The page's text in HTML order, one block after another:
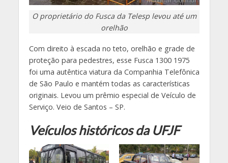
O proprietário do Fusca da Telesp levou até um
orelhão
Com direito à escada no teto, orelhão e grade de
proteção para pedestres, esse Fusca 1300 1975
foi uma autêntica viatura da Companhia Telefônica
de São Paulo e mantém todas as características
originais. Levou um prêmio especial de Veículo de
Serviço. Veio de Santos – SP.
Veículos históricos da UFJF